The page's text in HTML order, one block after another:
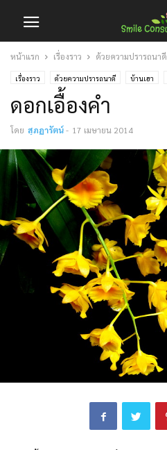
หน้าแรก เรื่องราว ด้วยความปรารถนาดี
เรื่องราว ด้วยความปรารถนาดี บ้านเฮา
ดอกเอื้องคำ
โดย สุภฎารัตน์- 17 เมษายน 2014